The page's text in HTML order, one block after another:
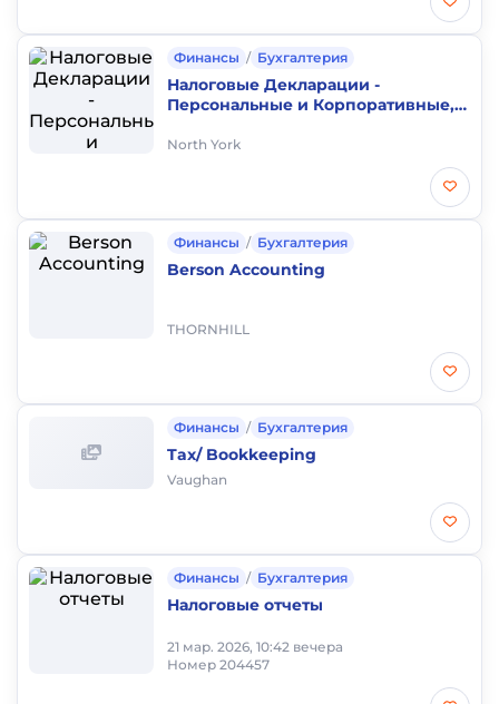
Финансы / Бухгалтерия
Налоговые Декларации -
Персональные и Корпоративные,
North York
Финансы / Бухгалтерия
Berson Accounting
THORNHILL
Финансы / Бухгалтерия
Tax/ Bookkeeping
Vaughan
Финансы / Бухгалтерия
Налоговые отчеты
21 мар. 2026, 10:42 вечера
Номер 204457